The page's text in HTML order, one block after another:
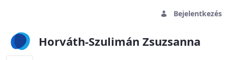
Bejelentkezés
Horváth-Szulimán Zsuzsanna